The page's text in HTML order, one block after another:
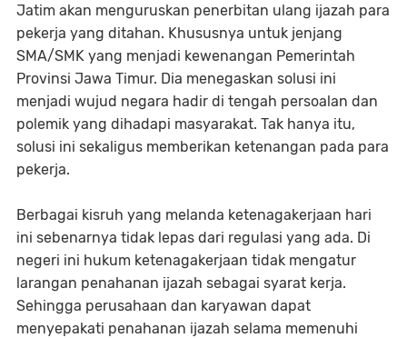
Jatim akan menguruskan penerbitan ulang ijazah para
pekerja yang ditahan. Khususnya untuk jenjang
SMA/SMK yang menjadi kewenangan Pemerintah
Provinsi Jawa Timur. Dia menegaskan solusi ini
menjadi wujud negara hadir di tengah persoalan dan
polemik yang dihadapi masyarakat. Tak hanya itu,
solusi ini sekaligus memberikan ketenangan pada para
pekerja.
Berbagai kisruh yang melanda ketenagakerjaan hari
ini sebenarnya tidak lepas dari regulasi yang ada. Di
negeri ini hukum ketenagakerjaan tidak mengatur
larangan penahanan ijazah sebagai syarat kerja.
Sehingga perusahaan dan karyawan dapat
menyepakati penahanan ijazah selama memenuhi